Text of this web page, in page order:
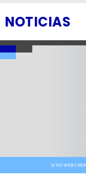
NOTICIAS
SITIO WEB